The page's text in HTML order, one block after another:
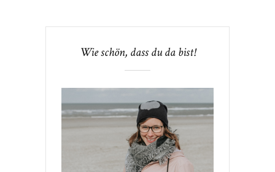
Wie schön, dass du da bist!